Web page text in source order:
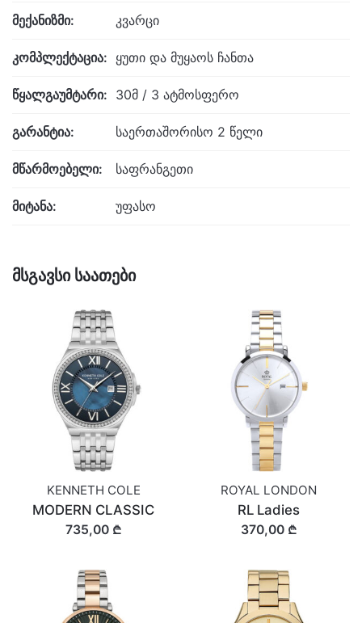
მექანიზმი: კვარცი
კომპლექტაცია: ყუთი და მუყაოს ჩანთა
წყალგაუმტარი: 30მ / 3 ატმოსფერო
გარანტია: საერთაშორისო 2 წელი
მწარმოებელი: საფრანგეთი
მიტანა: უფასო
მსგავსი საათები
KENNETH COLE
MODERN CLASSIC
735,00 ₾
ROYAL LONDON
RL Ladies
370,00 ₾